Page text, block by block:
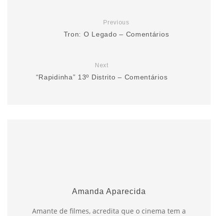
Previous
Tron: O Legado – Comentários
Next
“Rapidinha” 13º Distrito – Comentários
Amanda Aparecida
Amante de filmes, acredita que o cinema tem a